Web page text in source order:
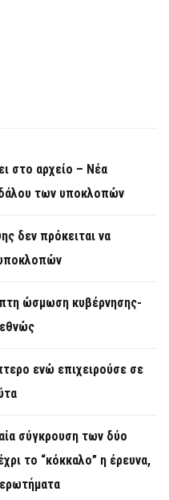
στο αρχείο – Νέα
των υποκλοπών
δεν πρόκειται να
ώσμωση κυβέρνησης-
ενώ επιχειρούσε σε
σύγκρουση των δύο
το “κόκκαλο” η έρευνα,